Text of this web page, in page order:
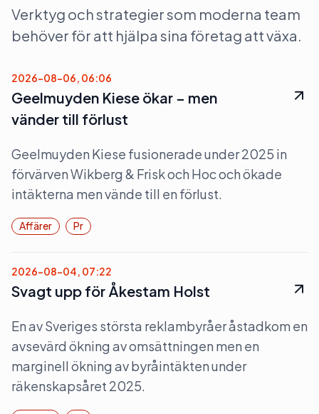
Verktyg och strategier som moderna team
behöver för att hjälpa sina företag att växa.
2026-08-06, 06:06
Geelmuyden Kiese ökar – men
vänder till förlust
Geelmuyden Kiese fusionerade under 2025 in
förvärven Wikberg & Frisk och Hoc och ökade
intäkterna men vände till en förlust.
Affärer Pr
2026-08-04, 07:22
Svagt upp för Åkestam Holst
En av Sveriges största reklambyråer åstadkom en
avsevärd ökning av omsättningen men en
marginell ökning av byråintäkten under
räkenskapsåret 2025.